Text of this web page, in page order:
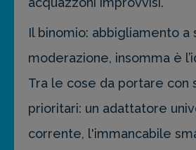
Il binomio: abbigliamento a
moderazione, insomma è
Tra le cose da portare con
prioritari: un adattatore
corrente, l'immancabile